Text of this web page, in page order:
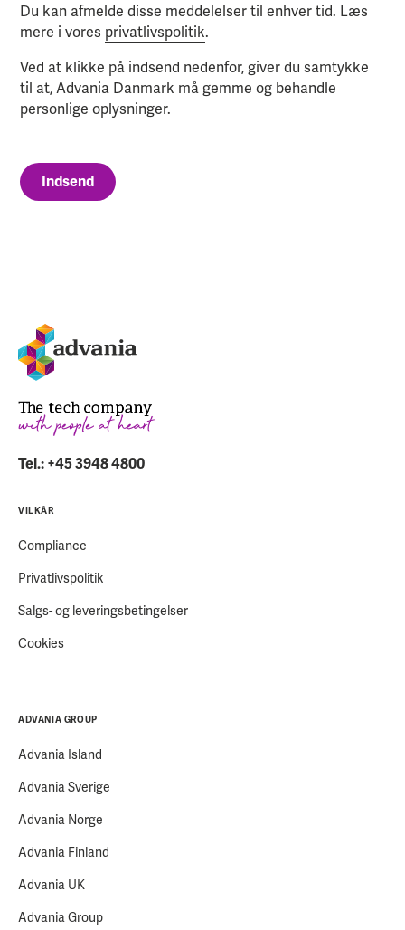
Du kan afmelde disse meddelelser til enhver tid. Læs
mere i vores privatlivspolitik.
Ved at klikke på indsend nedenfor, giver du samtykke
til at, Advania Danmark må gemme og behandle
personlige oplysninger.
Indsend
Tel.: +45 3948 4800
VILKÅR
Compliance
Privatlivspolitik
Salgs- og leveringsbetingelser
Cookies
ADVANIA GROUP
Advania Island
Advania Sverige
Advania Norge
Advania Finland
Advania UK
Advania Group